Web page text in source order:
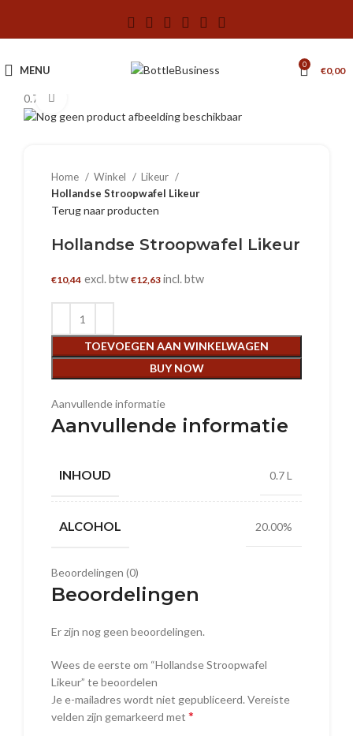
MENU 0 €0,00
0.7 L
Home Winkel
Likeur
Hollandse Stroopwafel Likeur
Terug naar producten
Hollandse Stroopwafel Likeur
€10,44 excl. btw €12,63 incl. btw
TOEVOEGEN AAN WINKELWAGEN
BUY NOW
Aanvullende informatie
Aanvullende informatie
INHOUD 0.7 L
ALCOHOL 20.00%
Beoordelingen (0)
Beoordelingen
Er zijn nog geen beoordelingen.
Wees de eerste om “Hollandse Stroopwafel
Likeur” te beoordelen
Je e-mailadres wordt niet gepubliceerd.Vereiste
velden zijn gemarkeerd met *